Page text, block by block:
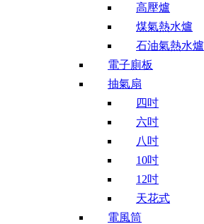
高壓爐
煤氣熱水爐
石油氣熱水爐
電子廁板
抽氣扇
四吋
六吋
八吋
10吋
12吋
天花式
電風筒